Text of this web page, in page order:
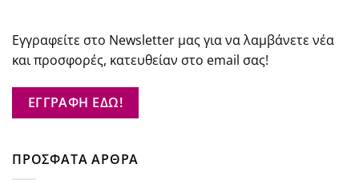
Εγγραφείτε στο Newsletter μας για να λαμβάνετε νέα
και προσφορές, κατευθείαν στο email σας!
ΕΓΓΡΑΦΗ ΕΔΩ!
ΠΡΟΣΦΑΤΑ ΑΡΘΡΑ